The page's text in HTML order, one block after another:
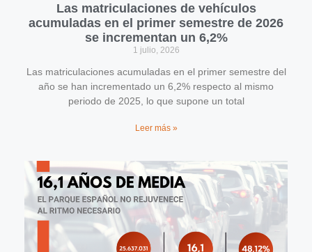
Las matriculaciones de vehículos
acumuladas en el primer semestre de 2026
se incrementan un 6,2%
1 julio, 2026
Las matriculaciones acumuladas en el primer semestre del
año se han incrementado un 6,2% respecto al mismo
periodo de 2025, lo que supone un total
Leer más »